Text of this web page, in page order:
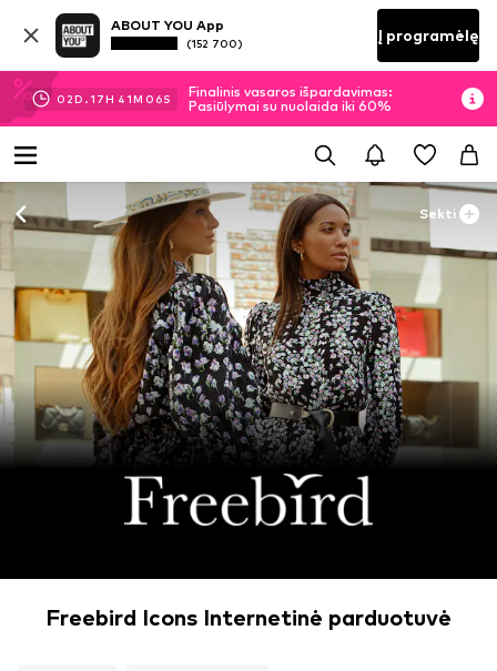
ABOUT YOU App
(152 700) Į programėlę
02D.17H 41M 06S
Finalinis vasaros išpardavimas:
Pasiūlymai su nuolaida iki 60%
Sekti
Freebird Icons Internetinė parduotuvė